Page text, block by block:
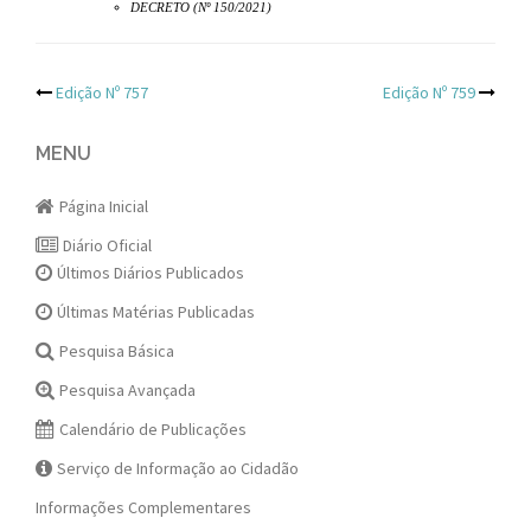
DECRETO (Nº 150/2021)
Post
navigation
Edição Nº 757 Edição Nº 759
MENU
Página Inicial
Diário Oficial
Últimos Diários Publicados
Últimas Matérias Publicadas
Pesquisa Básica
Pesquisa Avançada
Calendário de Publicações
Serviço de Informação ao Cidadão
Informações Complementares